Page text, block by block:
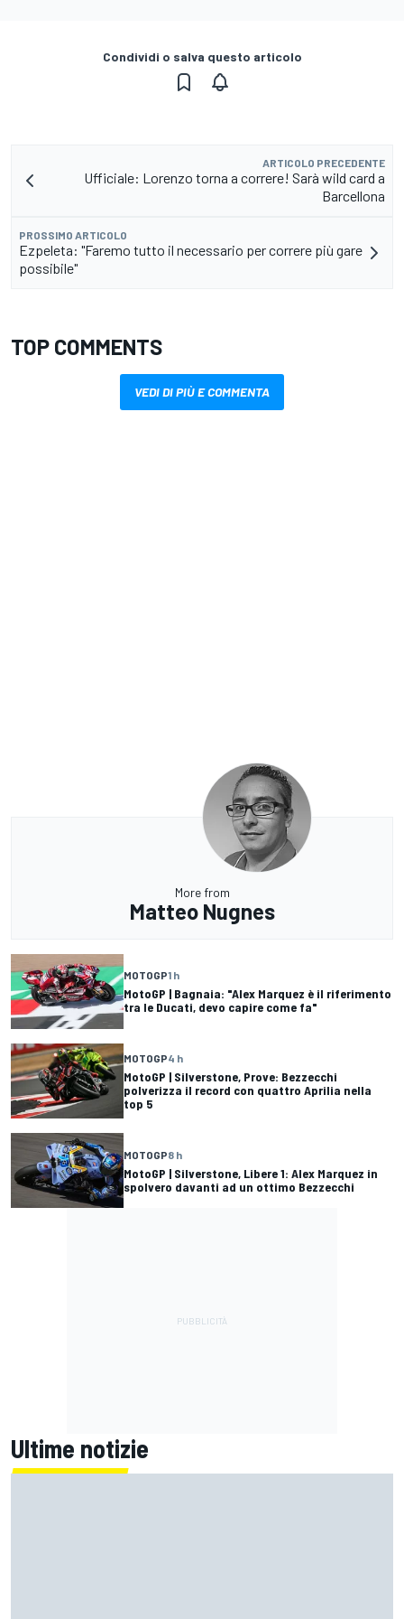
Condividi o salva questo articolo
ARTICOLO PRECEDENTE
Ufficiale: Lorenzo torna a correre! Sarà wild card a
Barcellona
PROSSIMO ARTICOLO
Ezpeleta: "Faremo tutto il necessario per correre più gare
possibile"
TOP COMMENTS
VEDI DI PIÙ E COMMENTA
More from
Matteo Nugnes
MOTOGP1 h
MotoGP | Bagnaia: "Alex Marquez è il riferimento
tra le Ducati, devo capire come fa"
MOTOGP4 h
MotoGP | Silverstone, Prove: Bezzecchi
polverizza il record con quattro Aprilia nella
top 5
MOTOGP8 h
MotoGP | Silverstone, Libere 1: Alex Marquez in
spolvero davanti ad un ottimo Bezzecchi
Ultime notizie